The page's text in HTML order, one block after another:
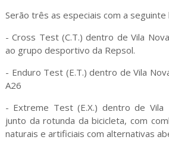
Serão três as especiais com a seguinte
- Cross Test (C.T.) dentro de Vila
ao grupo desportivo da Repsol.
- Enduro Test (E.T.) dentro de Vila
A26
- Extreme Test (E.X.) dentro de Vila
junto da rotunda da bicicleta, com
naturais e artificiais com alternativas